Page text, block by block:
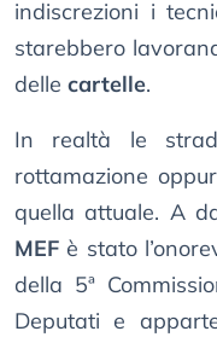
indiscrezioni i
starebbero
delle cartelle.
In realtà le
rottamazione
quella attuale. A
MEF è stato
della 5ª
Deputati e